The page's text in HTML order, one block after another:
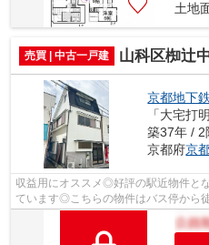
土地
売買 | 中古一戸建 山科区椥辻
京都地下
「大宅
築37年 / 2
京都府京
収益用にオススメ◎好評の駅近物件と
ています◎こちらの物件はバス停から
て231mの場所に、マツヤスーパー 大塚